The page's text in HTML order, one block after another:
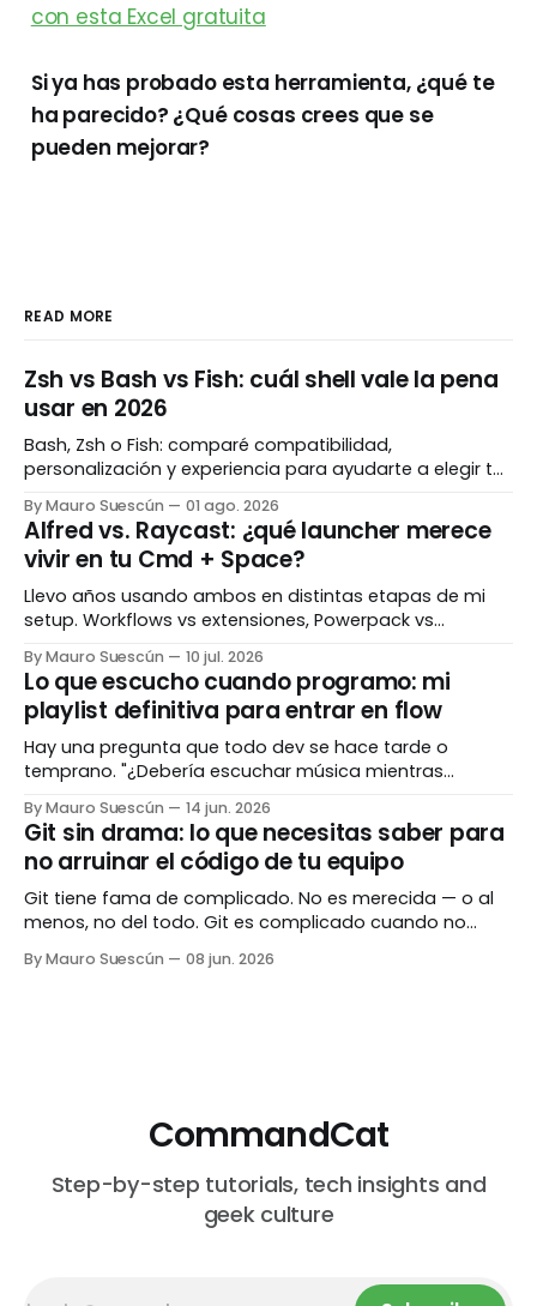
con esta Excel gratuita
Si ya has probado esta herramienta, ¿qué te
ha parecido? ¿Qué cosas crees que se
pueden mejorar?
READ MORE
Zsh vs Bash vs Fish: cuál shell vale la pena
usar en 2026
Bash, Zsh o Fish: comparé compatibilidad,
personalización y experiencia para ayudarte a elegir tu
By Mauro Suescún 01 ago. 2026
Alfred vs. Raycast: ¿qué launcher merece
vivir en tu Cmd + Space?
Llevo años usando ambos en distintas etapas de mi
setup. Workflows vs extensiones, Powerpack vs
cuál gana según tu flujo de trabajo real — sin vender
humo.
By Mauro Suescún 10 jul. 2026
Lo que escucho cuando programo: mi
playlist definitiva para entrar en flow
Hay una pregunta que todo dev se hace tarde o
temprano. "¿Debería escuchar música mientras
haciendo y qué estás escuchando. La respuesta larga
es este post. Llevo años experimentando con música,
ruido, silencio y todo lo que existe en el
By Mauro Suescún 14 jun. 2026
Git sin drama: lo que necesitas saber para
no arruinar el código de tu equipo
Git tiene fama de complicado. No es merecida — o al
menos, no del todo. Git es complicado cuando no
mayoría de los comandos tienen un sentido lógico tan
By Mauro Suescún 08 jun. 2026
CommandCat
Step-by-step tutorials, tech insights and
geek culture